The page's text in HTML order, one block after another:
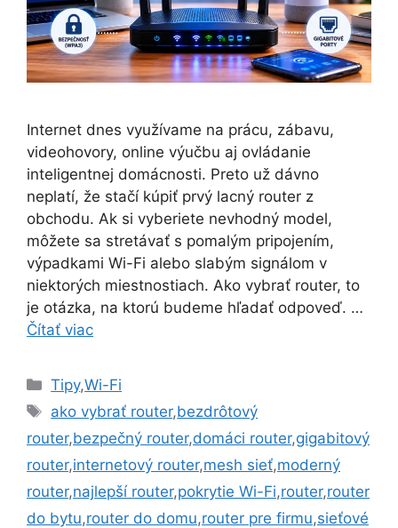
Internet dnes využívame na prácu, zábavu,
videohovory, online výučbu aj ovládanie
inteligentnej domácnosti. Preto už dávno
neplatí, že stačí kúpiť prvý lacný router z
obchodu. Ak si vyberiete nevhodný model,
môžete sa stretávať s pomalým pripojením,
výpadkami Wi-Fi alebo slabým signálom v
niektorých miestnostiach. Ako vybrať router, to
je otázka, na ktorú budeme hľadať odpoveď. …
Čítať viac
Kategórie
Tipy,Wi-Fi
Značky
ako vybrať router,bezdrôtový
router,bezpečný router,domáci router,gigabitový
router,internetový router,mesh sieť,moderný
router,najlepší router,pokrytie Wi-Fi,router,router
do bytu,router do domu,router pre firmu,sieťové